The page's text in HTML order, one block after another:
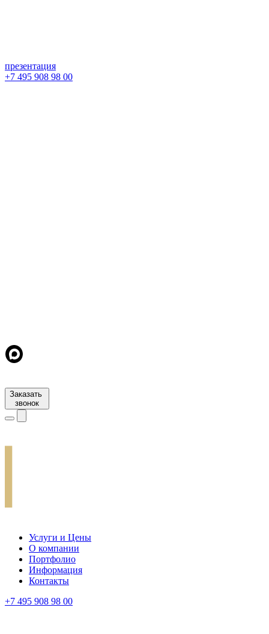
презентация
+7 495 908 98 00
Заказать
звонок
Услуги и Цены
О компании
Портфолио
Информация
Контакты
+7 495 908 98 00